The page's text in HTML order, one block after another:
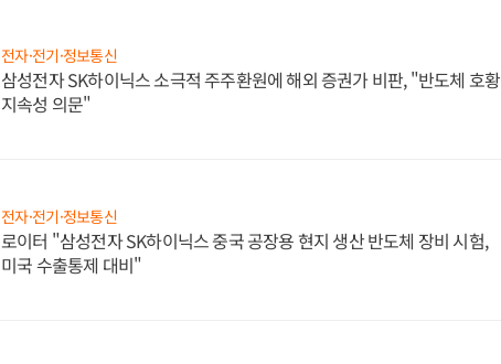
전자·전기·정보통신
삼성전자 SK하이닉스 소극적 주주환원에 해외 증권가 비판, "반도체 호황
지속성 의문"
전자·전기·정보통신
로이터 "삼성전자 SK하이닉스 중국 공장용 현지 생산 반도체 장비 시험,
미국 수출통제 대비"